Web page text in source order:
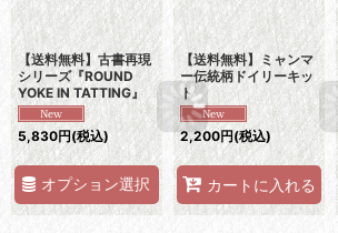
【送料無料】古書再現
シリーズ『ROUND
YOKE IN TATTING』
5,830円(税込)
オプション選択
【送料無料】ミャンマ
ー伝統柄ドイリーキッ
ト
2,200円(税込)
カートに入れる